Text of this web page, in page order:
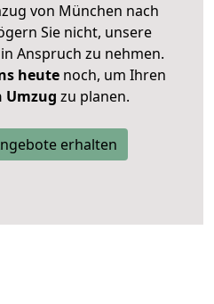
von München nach
Sie nicht, unsere
Anspruch zu nehmen.
heutenoch, um Ihren
Umzug zu planen.
erhalten